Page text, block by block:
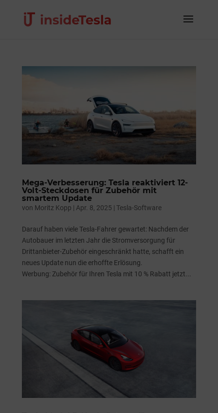
Mega-Verbesserung: Tesla reaktiviert 12-
Volt-Steckdosen für Zubehör mit
smartem Update
von Moritz Kopp | Apr. 8, 2025 | Tesla-Software
Darauf haben viele Tesla-Fahrer gewartet: Nachdem der
Autobauer im letzten Jahr die Stromversorgung für
Drittanbieter-Zubehör eingeschränkt hatte, schafft ein
neues Update nun die erhoffte Erlösung.
Werbung: Zubehör für Ihren Tesla mit 10 % Rabatt jetzt...